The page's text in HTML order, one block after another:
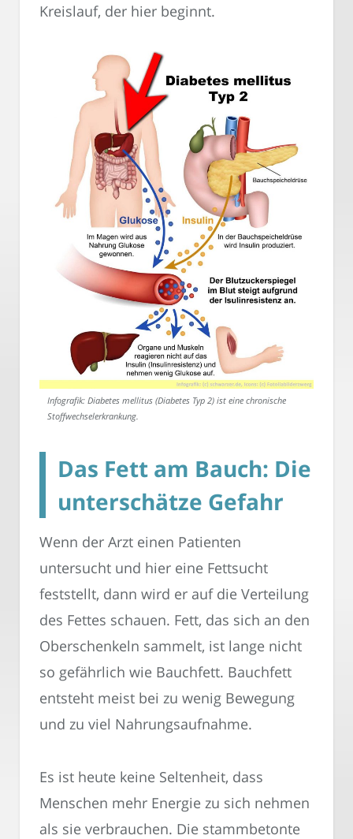
Kreislauf, der hier beginnt.
Infografik: Diabetes mellitus (Diabetes Typ 2) ist eine chronische
Stoffwechselerkrankung.
Das Fett am Bauch: Die
unterschätze Gefahr
Wenn der Arzt einen Patienten
untersucht und hier eine Fettsucht
feststellt, dann wird er auf die Verteilung
des Fettes schauen. Fett, das sich an den
Oberschenkeln sammelt, ist lange nicht
so gefährlich wie Bauchfett. Bauchfett
entsteht meist bei zu wenig Bewegung
und zu viel Nahrungsaufnahme.
Es ist heute keine Seltenheit, dass
Menschen mehr Energie zu sich nehmen
als sie verbrauchen. Die stammbetonte